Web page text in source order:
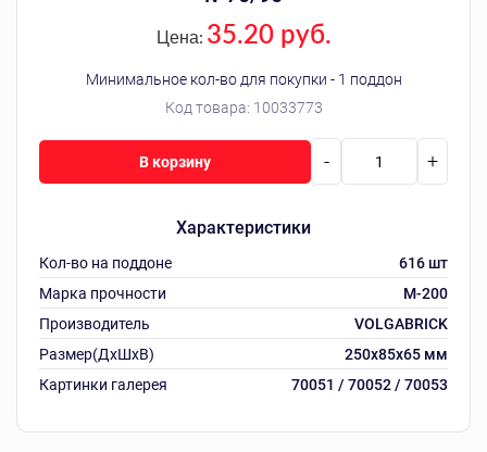
Код товара: 10033773
Цена: 35.20 руб.
Минимальное кол-во для покупки - 1 поддон
Характеристики
Кол-во на поддоне
616 шт
Марка прочности
М-200
Производитель
VOLGABRICK
Размер(ДхШхВ)
250х85х65 мм
Картинки галерея
70051 / 70052 / 70053
- +
В корзину